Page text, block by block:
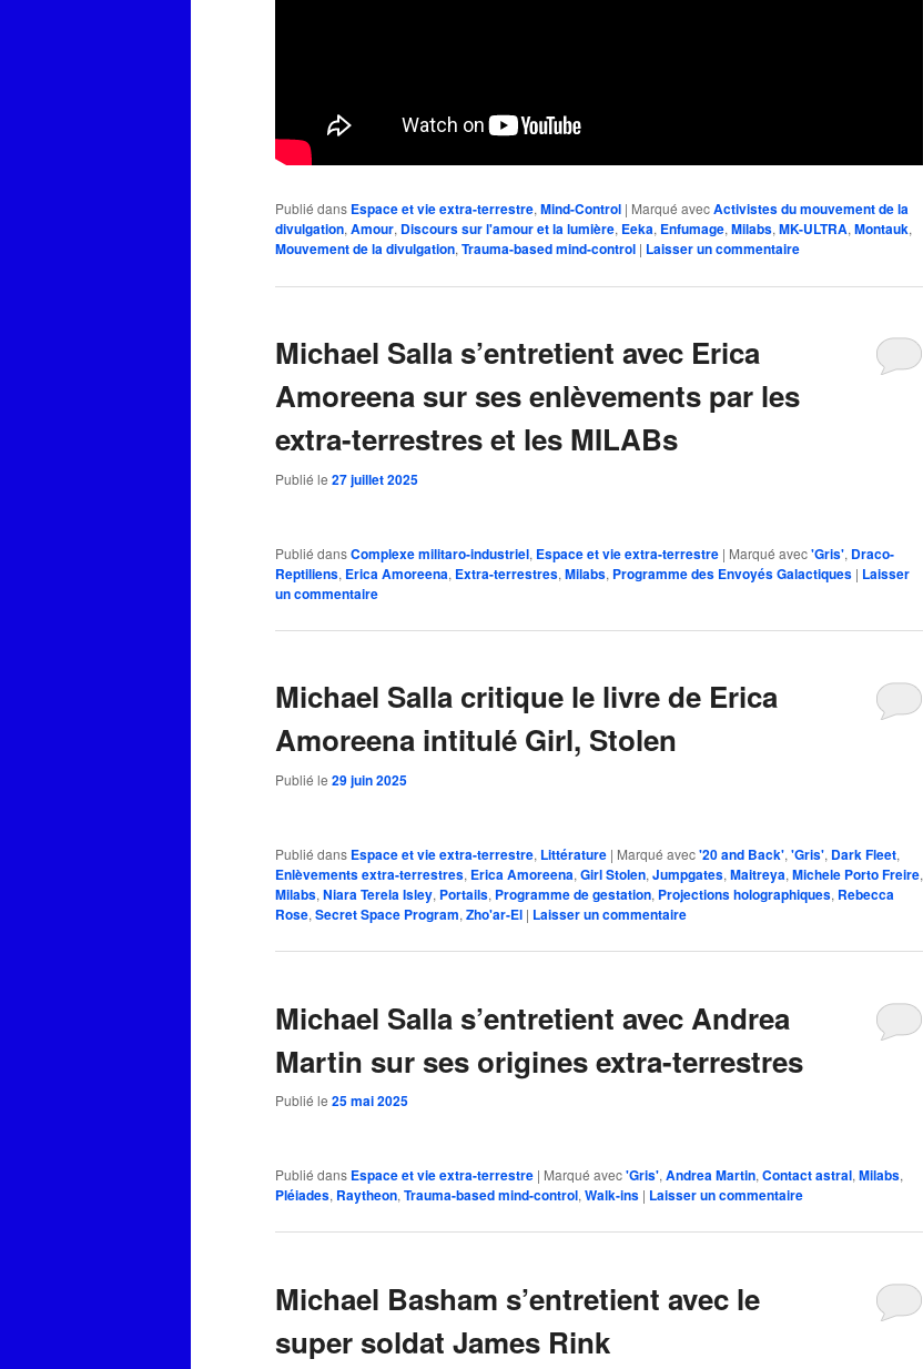
Publié dans Espace et vie extra-terrestre, Mind-Control | Marqué avecActivistes du mouvement de la
divulgation, Amour, Discours sur l'amour et la lumière, Eeka, Enfumage, Milabs, MK-ULTRA, Montauk,
Mouvement de la divulgation, Trauma-based mind-control | Laisser un commentaire
Michael Salla s’entretient avec Erica
Amoreena sur ses enlèvements par les
extra-terrestres et les MILABs
Publié le 27 juillet 2025
Publié dansComplexe militaro-industriel, Espace et vie extra-terrestre | Marqué avec'Gris', Draco-
Reptiliens, Erica Amoreena, Extra-terrestres, Milabs, Programme des Envoyés Galactiques | Laisser
un commentaire
Michael Salla critique le livre de Erica
Amoreena intitulé Girl, Stolen
Publié le 29 juin 2025
Publié dans Espace et vie extra-terrestre, Littérature | Marqué avec'20 and Back', 'Gris', Dark Fleet,
Enlèvements extra-terrestres, Erica Amoreena, Girl Stolen, Jumpgates, Maitreya, Michele Porto Freire,
Milabs, Niara Terela Isley, Portails, Programme de gestation, Projections holographiques, Rebecca
Rose, Secret Space Program, Zho'ar-El | Laisser un commentaire
Michael Salla s’entretient avec Andrea
Martin sur ses origines extra-terrestres
Publié le 25 mai 2025
Publié dans Espace et vie extra-terrestre | Marqué avec'Gris', Andrea Martin, Contact astral, Milabs,
Pléiades, Raytheon, Trauma-based mind-control, Walk-ins | Laisser un commentaire
Michael Basham s’entretient avec le
super soldat James Rink